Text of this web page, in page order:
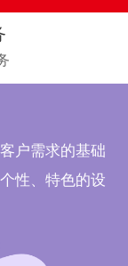
户需求的基础
性、特色的设